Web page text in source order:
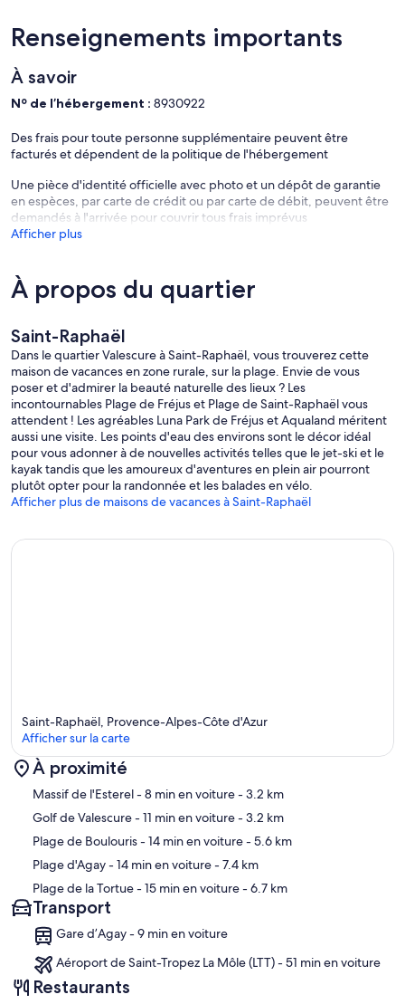
große Garten der privaten Villa verfügt zudem über einen Gasgrill ,
welcher für gemütliche Grillabende genutzt werden kann.
Anfrage erlaubt. Auch die traumhaften Sandstrände der
Ortsschaft für anfallende Einkäufe und Erkundungen befindet sich
umliegenden Städten Cannes und St. Tropez, sowie den Lérins-
Inseln oder die Gorges du Verdon sind empfehlenswert. Rad- und
machen den Aufenthalt in dieser Villa zu einem rundum
unvergesslichen Urlaub.
Renseignements importants
À savoir
Nº de l’hébergement : 8930922
Des frais pour toute personne supplémentaire peuvent être
facturés et dépendent de la politique de l'hébergement
Une pièce d'identité officielle avec photo et un dépôt de garantie
en espèces, par carte de crédit ou par carte de débit, peuvent être
demandés à l'arrivée pour couvrir tous frais imprévus
Afficher plus
À propos du quartier
Saint-Raphaël
Dans le quartier Valescure à Saint-Raphaël, vous trouverez cette
maison de vacances en zone rurale, sur la plage. Envie de vous
poser et d'admirer la beauté naturelle des lieux ? Les
incontournables Plage de Fréjus et Plage de Saint-Raphaël vous
attendent ! Les agréables Luna Park de Fréjus et Aqualand méritent
aussi une visite. Les points d'eau des environs sont le décor idéal
pour vous adonner à de nouvelles activités telles que le jet-ski et le
kayak tandis que les amoureux d'aventures en plein air pourront
plutôt opter pour la randonnée et les balades en vélo.
Afficher plus de maisons de vacances à Saint-Raphaël
Carte
Saint-Raphaël, Provence-Alpes-Côte d'Azur
Afficher sur la carte
À proximité
Massif de l'Esterel- 8 min en voiture- 3.2 km
Golf de Valescure- 11 min en voiture- 3.2 km
Plage de Boulouris- 14 min en voiture- 5.6 km
Plage d'Agay- 14 min en voiture- 7.4 km
Plage de la Tortue- 15 min en voiture- 6.7 km
Transport
Gare d’Agay - 9 min en voiture
Aéroport de Saint-Tropez La Môle (LTT) - 51 min en voiture
Restaurants